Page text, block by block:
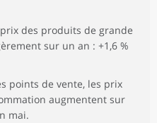
des produits de grande
sur un an : +1,6 %
points de vente, les prix
augmentent sur
mai.